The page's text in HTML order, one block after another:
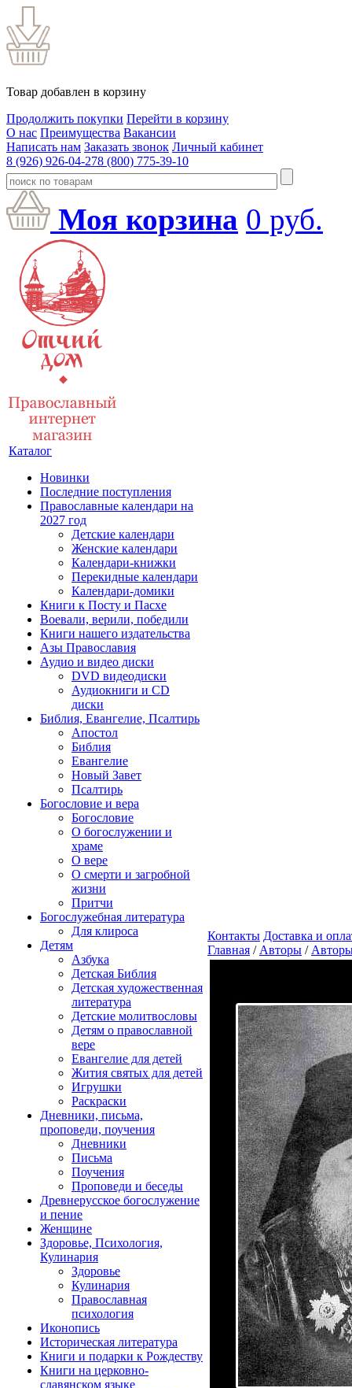
Товар добавлен в корзину
Продолжить покупки Перейти в корзину
О нас Преимущества Вакансии
Написать нам Заказать звонок Личный кабинет
8 (926) 926-04-278 (800) 775-39-10
Моя корзина 0 руб.
Каталог
Новинки
Последние поступления
Православные календари на
2027 год
Детские календари
Женские календари
Календари-книжки
Перекидные календари
Календари-домики
Книги к Посту и Пасхе
Воевали, верили, победили
Книги нашего издательства
Азы Православия
Аудио и видео диски
DVD видеодиски
Аудиокниги и CD
диски
Библия, Евангелие, Псалтирь
Апостол
Библия
Евангелие
Новый Завет
Псалтирь
Богословие и вера
Богословие
О богослужении и
храме
О вере
О смерти и загробной
жизни
Притчи
Богослужебная литература
Для клироса
Детям
Азбука
Детская Библия
Детская художественная
литература
Детские молитвословы
Детям о православной
вере
Евангелие для детей
Жития святых для детей
Игрушки
Раскраски
Дневники, письма,
проповеди, поучения
Дневники
Письма
Поучения
Проповеди и беседы
Древнерусское богослужение
и пение
Женщине
Здоровье, Психология,
Кулинария
Здоровье
Кулинария
Православная
психология
Иконопись
Историческая литература
Книги и подарки к Рождеству
Книги на церковно-
славянском языке
Контакты Доставка и
Главная / Авторы /